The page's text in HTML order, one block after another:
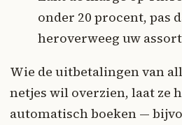
onder 20 procent, pas
heroverweeg uw
Wie de uitbetalingen van
netjes wil overzien, laat ze
automatisch boeken —